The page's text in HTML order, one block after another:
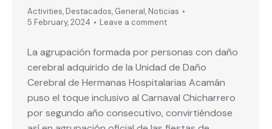
Activities, Destacados, General, Noticias
5 February, 2024
Leave a comment
La agrupación formada por personas con daño
cerebral adquirido de la Unidad de Daño
Cerebral de Hermanas Hospitalarias Acamán
puso el toque inclusivo al Carnaval Chicharrero
por segundo año consecutivo, convirtiéndose